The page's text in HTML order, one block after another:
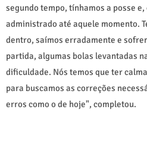
segundo tempo, tínhamos a posse
administrado até aquele momento.
dentro, saímos erradamente e
partida, algumas bolas levantadas
dificuldade. Nós temos que ter
para buscamos as correções
erros como o de hoje", completou.